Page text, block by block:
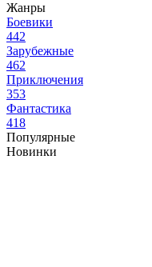
Жанры
Боевики
442
Зарубежные
462
Приключения
353
Фантастика
418
Популярные
Новинки